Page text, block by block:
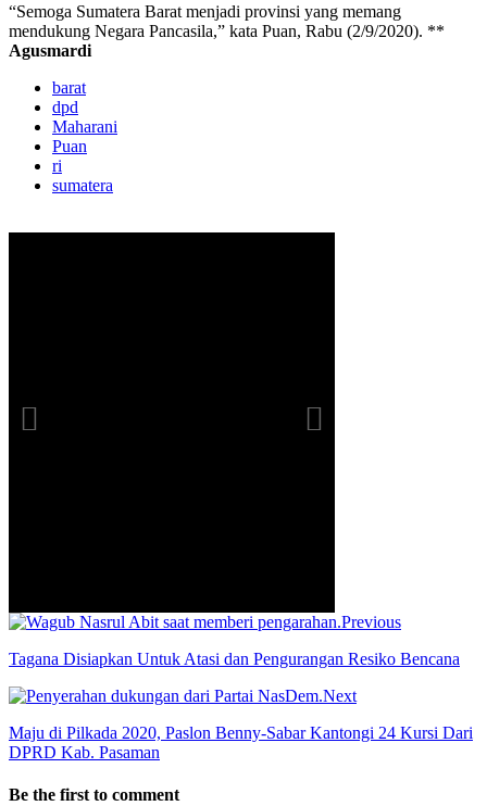
“Semoga Sumatera Barat menjadi provinsi yang memang
mendukung Negara Pancasila,” kata Puan, Rabu (2/9/2020). **
Agusmardi
barat
dpd
Maharani
Puan
ri
sumatera
Previous
Tagana Disiapkan Untuk Atasi dan Pengurangan Resiko Bencana
Next
Maju di Pilkada 2020, Paslon Benny-Sabar Kantongi 24 Kursi Dari
DPRD Kab. Pasaman
Be the first to comment